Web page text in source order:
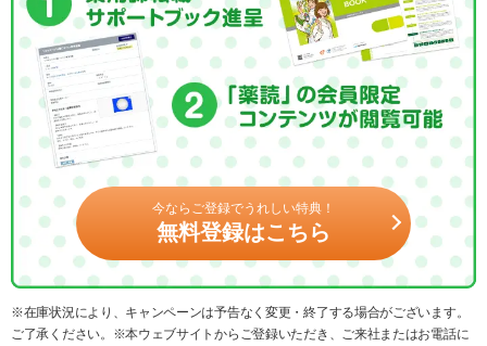
今ならご登録でうれしい特典！
無料登録はこちら
※在庫状況により、キャンペーンは予告なく変更・終了する場合がございます。
ご了承ください。※本ウェブサイトからご登録いただき、ご来社またはお電話に